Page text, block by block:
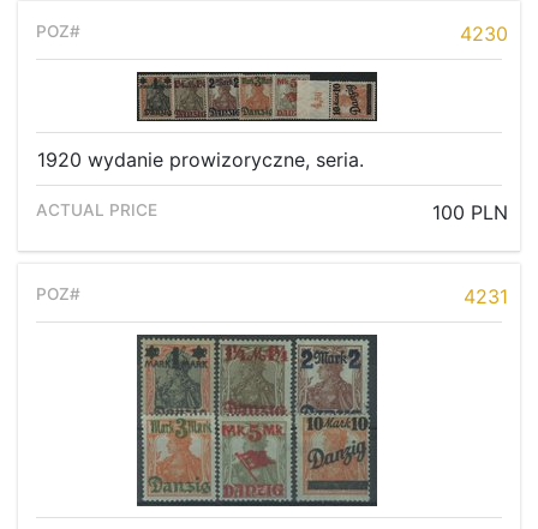
4230
1920 wydanie prowizoryczne, seria.
100 PLN
4231